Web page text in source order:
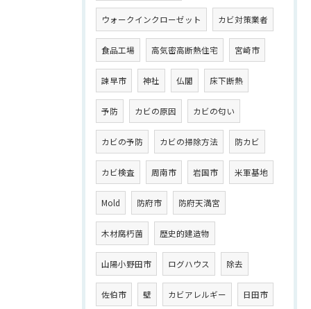
ウォークインクローゼット カビ対策業者
食品工場 高気密高断熱住宅 宮崎市
諫早市 神社 仏閣 床下断熱
予防 カビの原因 カビの匂い
カビの予防 カビの掃除方法 防カビ
カビ検査 周南市 岩国市 米軍基地
Mold 防府市 防府天満宮
木材腐朽菌 歴史的建造物
山陽小野田市 ログハウス 除去
佐伯市 壁 カビアレルギー 日田市